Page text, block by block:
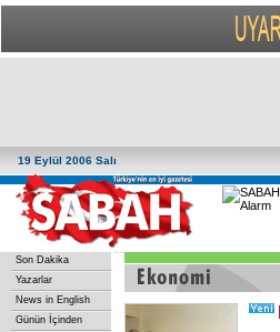
19 Eylül 2006 Salı
Son Dakika
Yazarlar
News in English
Günün İçinden